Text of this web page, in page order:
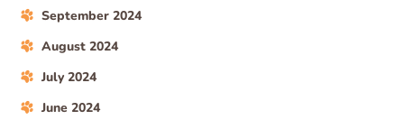
September 2024
August 2024
July 2024
June 2024